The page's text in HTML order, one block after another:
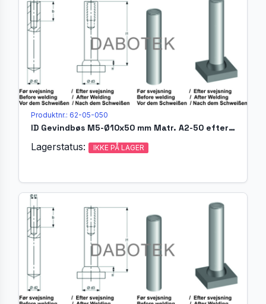
Produktnr.: 62-05-050
ID Gevindbøs M5-Ø10x50 mm Matr. A2-50 efter EN ISO 13918
Lagerstatus: IKKE PÅ LAGER